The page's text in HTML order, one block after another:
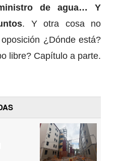
de agua… Y
. Y otra cosa no
¿Dónde está?
libre? Capítulo a parte.